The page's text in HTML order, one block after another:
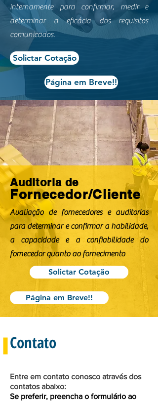
internamente para confirmar, medir e
determinar a eficácia dos requisitos
comunicados.
Solictar Cotação
Página em Breve!!
Auditoria de
Fornecedor/Cliente
Avaliação de fornecedores e auditorias
para determinar e confirmar a habilidade,
a capacidade e a confiabilidade do
fornecedor quanto ao fornecimento
Solictar Cotação
Página em Breve!!
Contato
Entre em contato conosco através dos
contatos abaixo:
Se preferir, preencha o formulário ao